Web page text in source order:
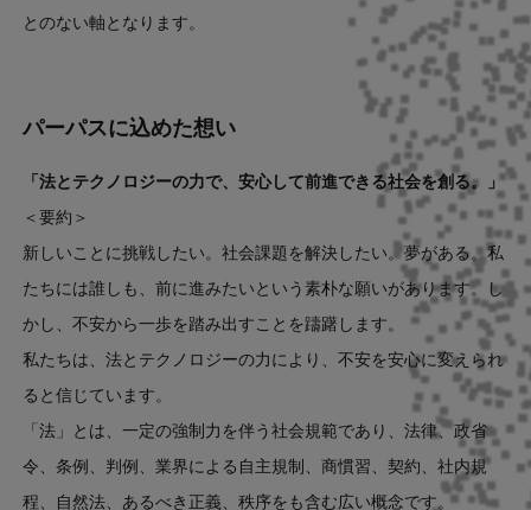
とのない軸となります。
パーパスに込めた想い
「法とテクノロジーの力で、安心して前進できる社会を創る。」
＜要約＞
新しいことに挑戦したい。社会課題を解決したい。夢がある。私
たちには誰しも、前に進みたいという素朴な願いがあります。し
かし、不安から一歩を踏み出すことを躊躇します。
私たちは、法とテクノロジーの力により、不安を安心に変えられ
ると信じています。
「法」とは、一定の強制力を伴う社会規範であり、法律、政省
令、条例、判例、業界による自主規制、商慣習、契約、社内規
程、自然法、あるべき正義、秩序をも含む広い概念です。